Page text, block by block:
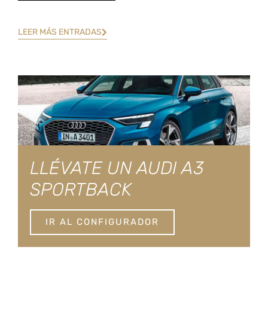
LEER MÁS ENTRADAS
LLÉVATE UN AUDI A3
SPORTBACK
IR AL CONFIGURADOR